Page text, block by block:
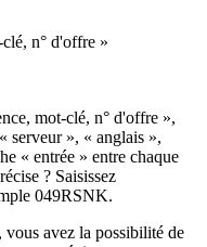
n° d'offre »
mot-clé, n° d'offre »,
serveur », « anglais »,
« entrée » entre chaque
? Saisissez
049RSNK.
avez la possibilité de